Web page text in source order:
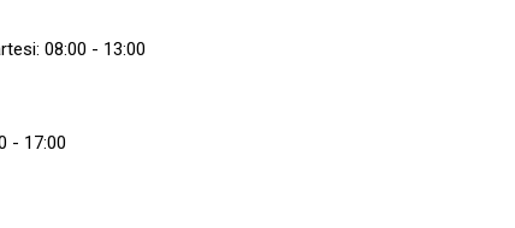
08:00 - 13:00
- 17:00